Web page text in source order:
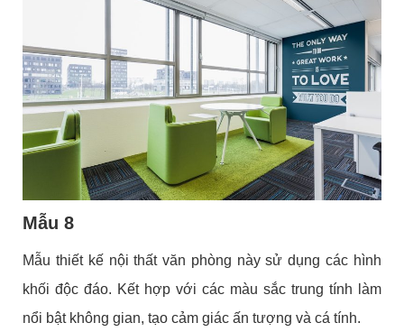
Mẫu 8
Mẫu thiết kế nội thất văn phòng này sử dụng các hình
khối độc đáo. Kết hợp với các màu sắc trung tính làm
nổi bật không gian, tạo cảm giác ấn tượng và cá tính.